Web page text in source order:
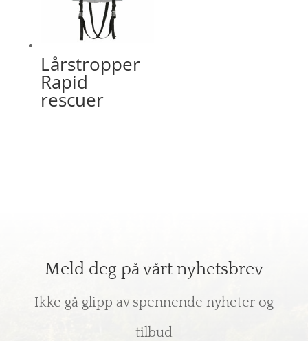
Lårstropper
Rapid
rescuer
Meld deg på vårt nyhetsbrev
Ikke gå glipp av spennende nyheter og
tilbud